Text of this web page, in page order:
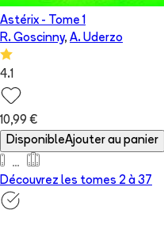
Astérix- Tome 1
R. Goscinny, A. Uderzo
4.1
10,99 €
DisponibleAjouter au panier
Découvrez les tomes 2 à 37